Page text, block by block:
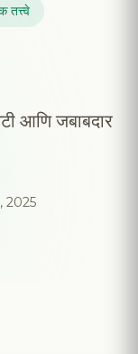
तत्त्वे
आणि जबाबदार
2025